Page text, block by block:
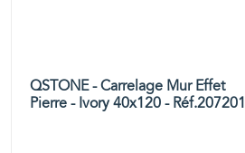
QSTONE - Carrelage Mur Effet
Pierre - Ivory 40x120 - Réf.207201